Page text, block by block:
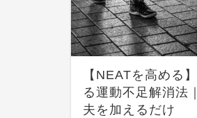
【NEATを高める
る運動不足解消法
夫を加えるだけ